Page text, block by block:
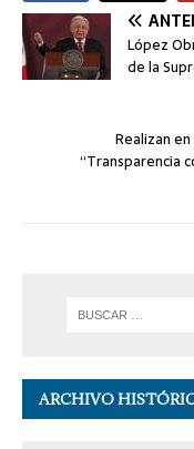
López
de la
Realizan
“Transparencia
ARCHIVO